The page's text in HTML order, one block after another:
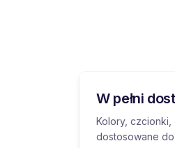
W pełni
Kolory,
dostosowane